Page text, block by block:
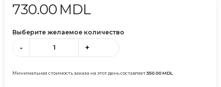
730.00 MDL
Выберите желаемое количество
- +
Минимальная стоимость заказа на этот день составляет550.00MDL